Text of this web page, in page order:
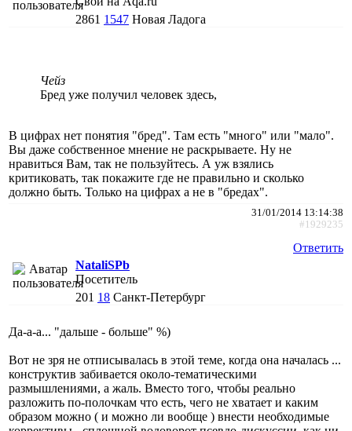
2861 1547 Новая Ладога
Чейз
Бред уже получил человек здесь,
В цифрах нет понятия "бред". Там есть "много" или "мало".
Вы даже собственное мнение не раскрываете. Ну не
нравиться Вам, так не пользуйтесь. А уж взялись
критиковать, так покажите где не правильно и сколько
должно быть. Только на цифрах а не в "бредах".
31/01/2014 13:14:38
#1929235
Ответить
NataliSPb
Посетитель
201 18 Санкт-Петербург
Да-а-а... "дальше - больше" %)
Вот не зря не отписывалась в этой теме, когда она началась ...
конструктив забивается около-тематическими
размышлениями, а жаль. Вместо того, чтобы реально
разложить по-полочкам что есть, чего не хватает и каким
образом можно ( и можно ли вообще ) внести необходимые